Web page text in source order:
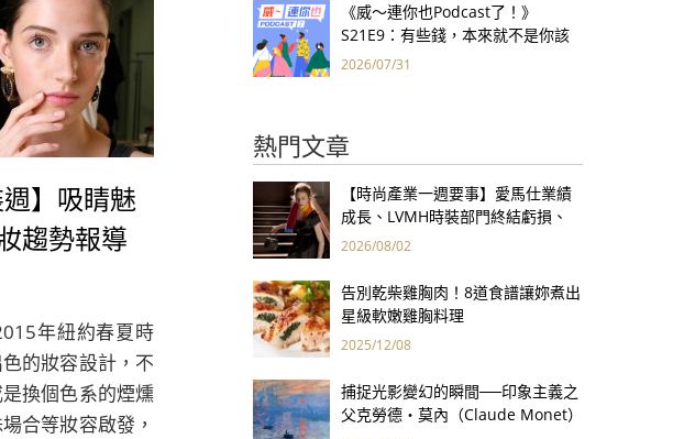
週】吸睛魅
趨勢報導
年紐約春夏時
的妝容設計，不
換個色系的煙燻
合等妝容啟發，
《威～連你也Podcast了！》
S21E9：有些錢，本來就不是你該
賺的——讀《一個投機者的告白》
2026/07/31
熱門文章
【時尚產業一週要事】愛馬仕業績
成長、LVMH時裝部門終結虧損、
Kering轉型策略初現成效、Prada
2026/08/02
告別乾柴雞胸肉！8道食譜讓妳煮出
星級軟嫩雞胸料理
2025/12/08
捕捉光影變幻的瞬間──印象主義之
父克勞德‧莫內（Claude Monet）